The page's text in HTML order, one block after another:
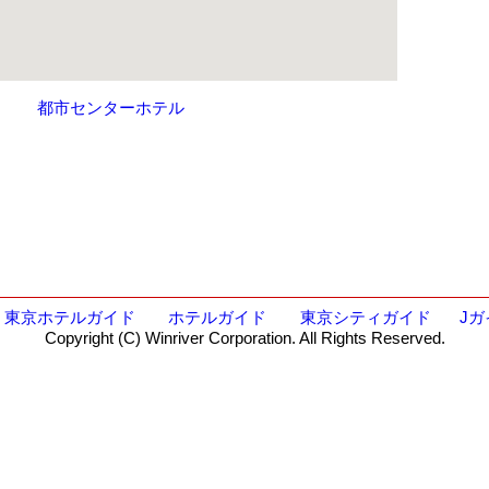
都市センターホテル
東京ホテルガイド ホテルガイド 東京シティガイド
Jガ
Copyright (C) Winriver Corporation. All Rights Reserved.